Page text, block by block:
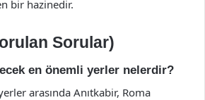
bir hazinedir.
Sorular)
en önemli yerler nelerdir?
arasında Anıtkabir, Roma